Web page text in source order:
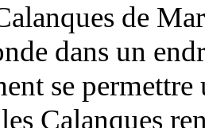
de
dans un
se permettre
Calanques